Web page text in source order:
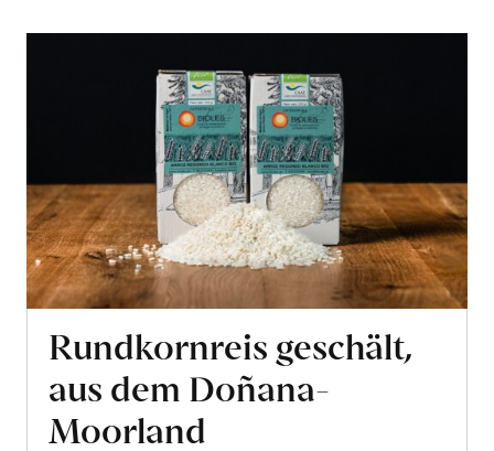
Rundkornreis geschält,
aus dem Doñana-
Moorland